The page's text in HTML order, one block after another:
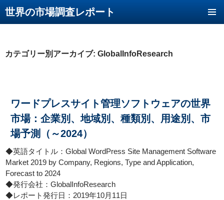
世界の市場調査レポート
カテゴリー別アーカイブ: GlobalInfoResearch
ワードプレスサイト管理ソフトウェアの世界
市場：企業別、地域別、種類別、用途別、市
場予測（～2024）
◆英語タイトル：Global WordPress Site Management Software
Market 2019 by Company, Regions, Type and Application,
Forecast to 2024
◆発行会社：GlobalInfoResearch
◆レポート発行日：2019年10月11日